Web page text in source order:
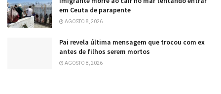
em Ceuta de parapente
AGOSTO 8, 2026
Pai revela última mensagem que trocou com ex
antes de filhos serem mortos
AGOSTO 8, 2026